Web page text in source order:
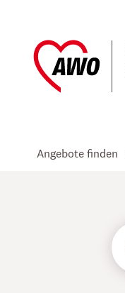
Angebote finden